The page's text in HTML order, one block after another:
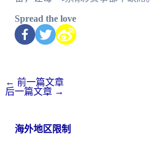
Spread the love
← 前一篇文章
后一篇文章 →
海外地区限制